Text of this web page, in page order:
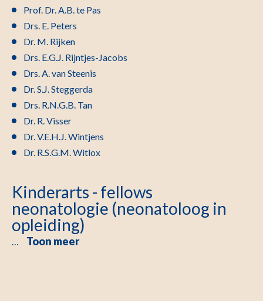
Prof. Dr. A.B. te Pas
Drs. E. Peters
Dr. M. Rijken
Drs. E.G.J. Rijntjes-Jacobs
Drs. A. van Steenis
Dr. S.J. Steggerda
Drs. R.N.G.B. Tan
Dr. R. Visser
Dr. V.E.H.J. Wintjens
Dr. R.S.G.M. Witlox
Kinderarts - fellows
neonatologie (neonatoloog in
opleiding)
… Toon meer